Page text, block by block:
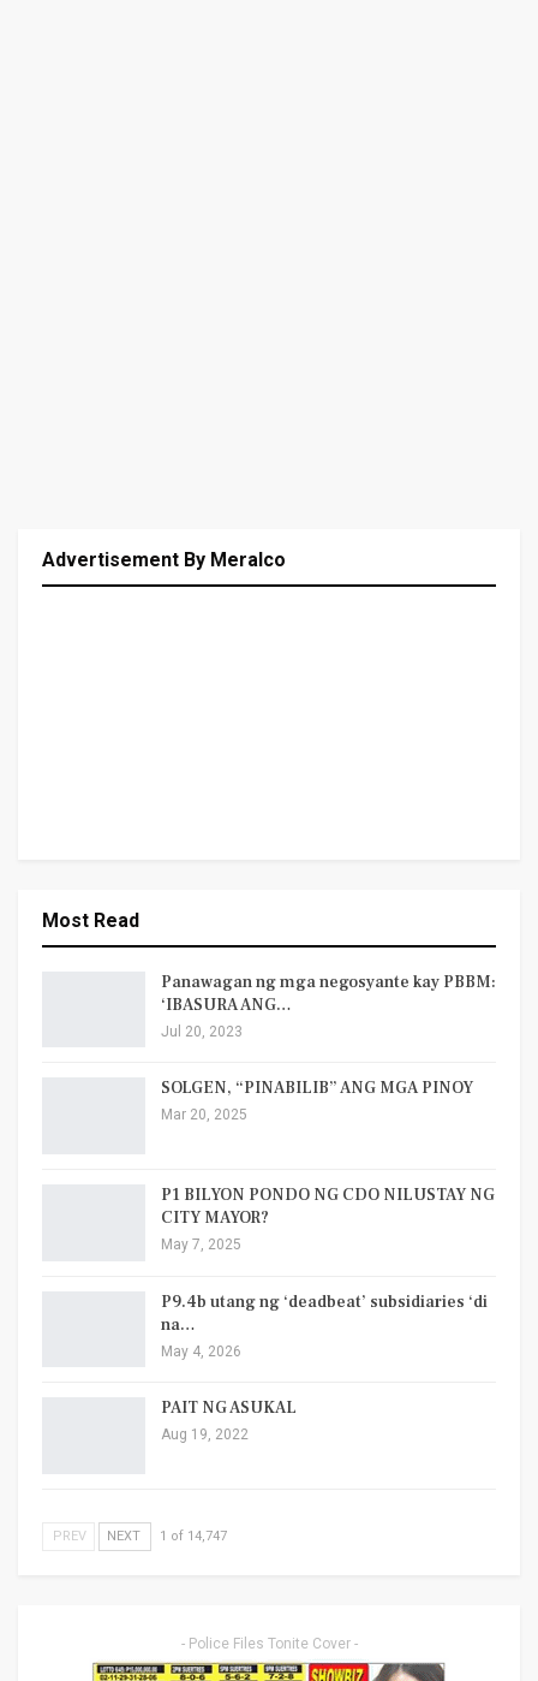
Advertisement By Meralco
Most Read
Panawagan ng mga negosyante kay PBBM:
‘IBASURA ANG…
Jul 20, 2023
SOLGEN, “PINABILIB” ANG MGA PINOY
Mar 20, 2025
P1 BILYON PONDO NG CDO NILUSTAY NG
CITY MAYOR?
May 7, 2025
P9.4b utang ng ‘deadbeat’ subsidiaries ‘di
na…
May 4, 2026
PAIT NG ASUKAL
Aug 19, 2022
PREV NEXT 1 of 14,747
- Police Files Tonite Cover -